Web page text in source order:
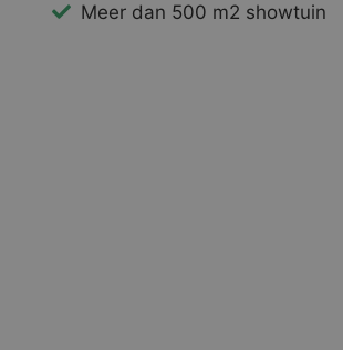
Meer dan 500 m2 showtuin